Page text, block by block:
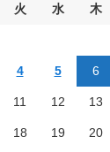
火 水 木
4 5 6
11 12 13
18 19 20